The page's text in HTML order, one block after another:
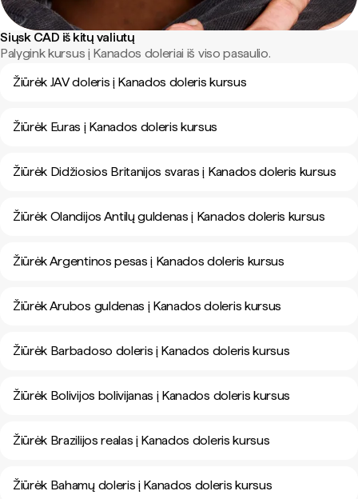
Siųsk CAD iš kitų valiutų
Palygink kursus į Kanados doleriai iš viso pasaulio.
Žiūrėk JAV doleris į Kanados doleris kursus
Žiūrėk Euras į Kanados doleris kursus
Žiūrėk Didžiosios Britanijos svaras į Kanados doleris kursus
Žiūrėk Olandijos Antilų guldenas į Kanados doleris kursus
Žiūrėk Argentinos pesas į Kanados doleris kursus
Žiūrėk Arubos guldenas į Kanados doleris kursus
Žiūrėk Barbadoso doleris į Kanados doleris kursus
Žiūrėk Bolivijos bolivijanas į Kanados doleris kursus
Žiūrėk Brazilijos realas į Kanados doleris kursus
Žiūrėk Bahamų doleris į Kanados doleris kursus